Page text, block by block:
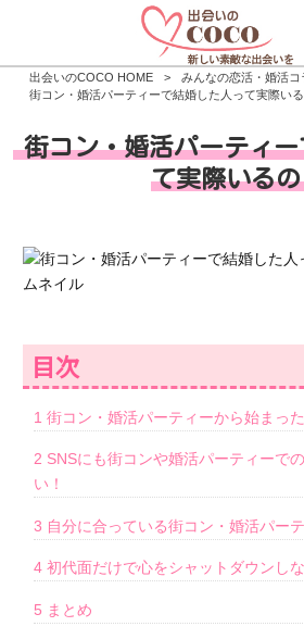
出会いのCOCO HOME > みんなの恋活・婚活コ
街コン・婚活パーティーで結婚した人って実際いる
街コン・婚活パーティ
て実際いる
目次
1 街コン・婚活パーティーから始まっ
2 SNSにも街コンや婚活パーティーで
い！
3 自分に合っている街コン・婚活パー
4 初代面だけで心をシャットダウンしな
5 まとめ